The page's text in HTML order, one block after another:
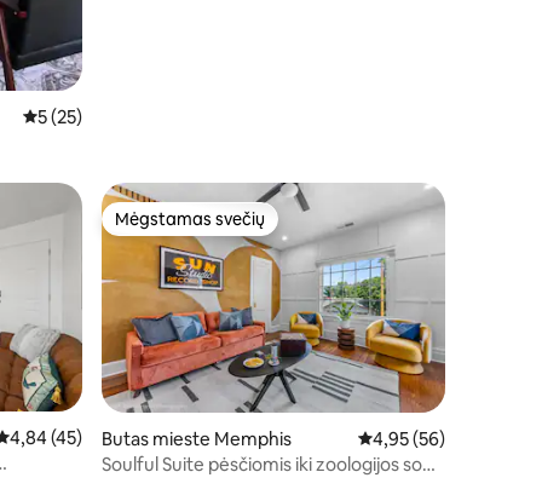
Vidutinis įvertinimas: 5 iš 5, atsiliepimų: 25
5 (25)
įvertinimas: 4,84 iš 5, atsiliepimų: 45
4,84 (45)
Mėgstamas svečių
Mėgstamas svečių
Butas mieste Memphis Vidutinis įvertinimas:
4,95 (56)
Soulful Suite pėsčiomis iki zoologijos sodo